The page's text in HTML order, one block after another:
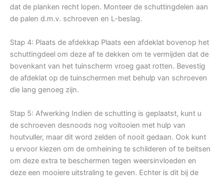
dat de planken recht lopen. Monteer de schuttingdelen aan
de palen d.m.v. schroeven en L-beslag.
Stap 4: Plaats de afdekkap Plaats een afdeklat bovenop het
schuttingdeel om deze af te dekken om te vermijden dat de
bovenkant van het tuinscherm vroeg gaat rotten. Bevestig
de afdeklat op de tuinschermen met behulp van schroeven
die lang genoeg zijn.
Stap 5: Afwerking Indien de schutting is geplaatst, kunt u
de schroeven desnoods nog voltooien met hulp van
houtvuller, maar dit word zelden of nooit gedaan. Ook kunt
u ervoor kiezen om de omheining te schilderen of te beitsen
om deze extra te beschermen tegen weersinvloeden en
deze een mooiere uitstraling te geven. Echter is dit bij de